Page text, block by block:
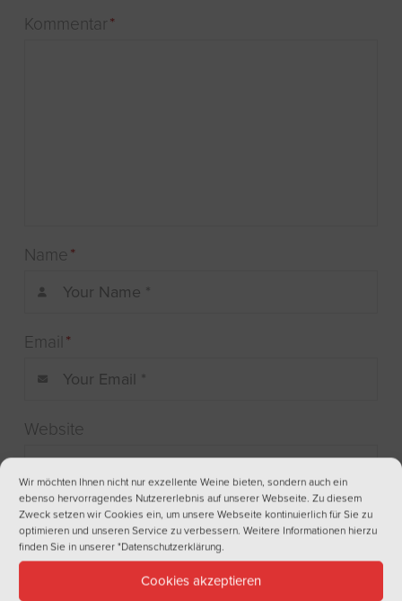
Wir möchten Ihnen nicht nur exzellente Weine bieten, sondern auch ein
ebenso hervorragendes Nutzererlebnis auf unserer Webseite. Zu diesem
Zweck setzen wir Cookies ein, um unsere Webseite kontinuierlich für Sie zu
optimieren und unseren Service zu verbessern. Weitere Informationen hierzu
finden Sie in unserer"Datenschutzerklärung.
Cookies akzeptieren
Kommentar*
Name*
Email*
Website